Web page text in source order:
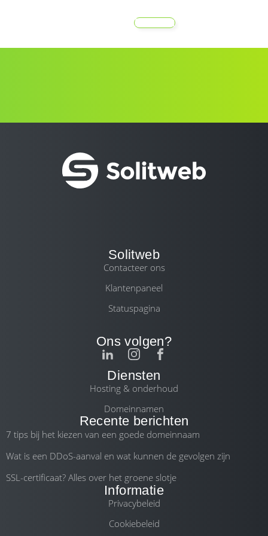
MENU
Solitweb
Contacteer ons
Klantenpaneel
Statuspagina
Ons volgen?
Diensten
Hosting & onderhoud
Domeinnamen
Recente berichten
7 tips bij het kiezen van een goede domeinnaam
Wat is een DDoS-aanval en wat kunnen de gevolgen zijn
SSL-certificaat? Alles over het groene slotje
Informatie
Privacybeleid
Cookiebeleid